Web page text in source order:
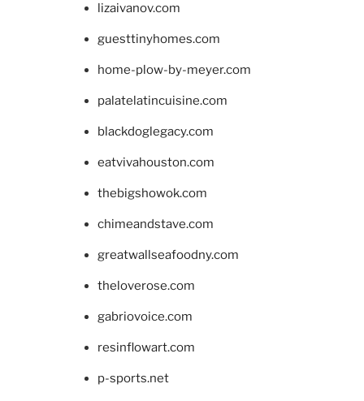
lizaivanov.com
guesttinyhomes.com
home-plow-by-meyer.com
palatelatincuisine.com
blackdoglegacy.com
eatvivahouston.com
thebigshowok.com
chimeandstave.com
greatwallseafoodny.com
theloverose.com
gabriovoice.com
resinflowart.com
p-sports.net